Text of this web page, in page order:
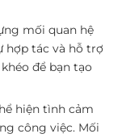
mối quan hệ
hợp tác và hỗ trợ
để bạn tạo
hiện tình cảm
công việc. Mối